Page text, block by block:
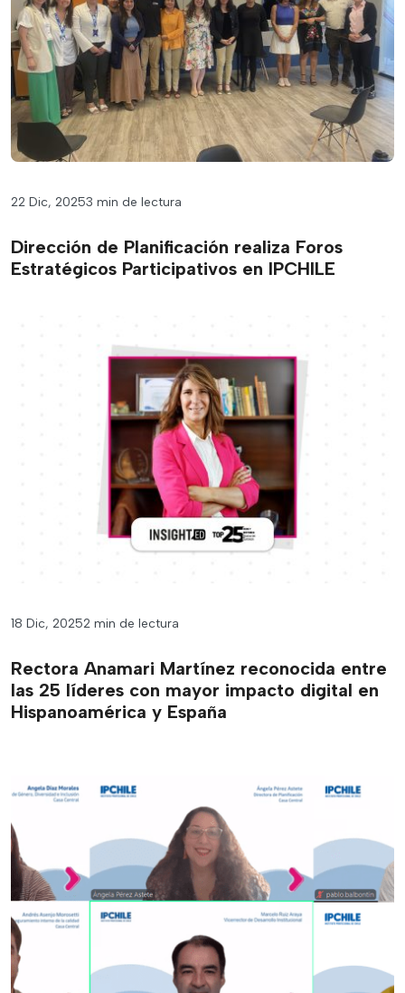
22 Dic, 20253 min de lectura
Dirección de Planificación realiza Foros
Estratégicos Participativos en IPCHILE
18 Dic, 20252 min de lectura
Rectora Anamari Martínez reconocida entre
las 25 líderes con mayor impacto digital en
Hispanoamérica y España